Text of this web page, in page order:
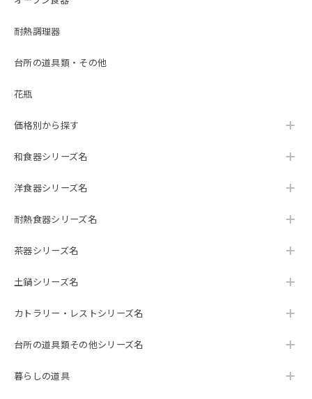
耐熱調理器
台所の道具類・その他
花瓶
価格別から探す
和食器シリーズ名
洋食器シリーズ名
耐熱食器シリーズ名
茶器シリーズ名
土鍋シリーズ名
カトラリー・レストシリーズ名
台所の道具類その他シリーズ名
暮らしの道具